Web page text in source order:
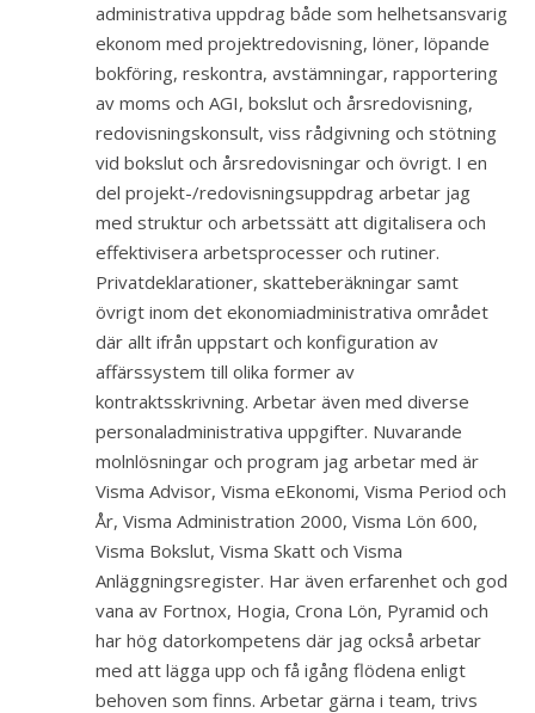
administrativa uppdrag både som helhetsansvarig
ekonom med projektredovisning, löner, löpande
bokföring, reskontra, avstämningar, rapportering
av moms och AGI, bokslut och årsredovisning,
redovisningskonsult, viss rådgivning och stötning
vid bokslut och årsredovisningar och övrigt. I en
del projekt-/redovisningsuppdrag arbetar jag
med struktur och arbetssätt att digitalisera och
effektivisera arbetsprocesser och rutiner.
Privatdeklarationer, skatteberäkningar samt
övrigt inom det ekonomiadministrativa området
där allt ifrån uppstart och konfiguration av
affärssystem till olika former av
kontraktsskrivning. Arbetar även med diverse
personaladministrativa uppgifter. Nuvarande
molnlösningar och program jag arbetar med är
Visma Advisor, Visma eEkonomi, Visma Period och
År, Visma Administration 2000, Visma Lön 600,
Visma Bokslut, Visma Skatt och Visma
Anläggningsregister. Har även erfarenhet och god
vana av Fortnox, Hogia, Crona Lön, Pyramid och
har hög datorkompetens där jag också arbetar
med att lägga upp och få igång flödena enligt
behoven som finns. Arbetar gärna i team, trivs